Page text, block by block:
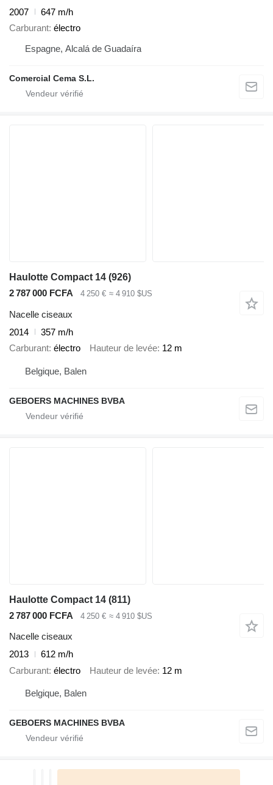
2007
647 m/h
Carburant électro
Espagne, Alcalá de Guadaíra
Comercial Cema S.L.
Haulotte Compact 14 (926)
2 787 000 FCFA
4 250 € ≈ 4 910 $US
Nacelle ciseaux
2014
357 m/h
Carburant électro Hauteur de levée 12 m
Belgique, Balen
GEBOERS MACHINES BVBA
Haulotte Compact 14 (811)
2 787 000 FCFA
4 250 € ≈ 4 910 $US
Nacelle ciseaux
2013
612 m/h
Carburant électro Hauteur de levée 12 m
Belgique, Balen
GEBOERS MACHINES BVBA